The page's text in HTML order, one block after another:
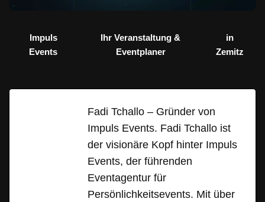
Impuls
Events
Ihr Veranstaltung &
Eventplaner
in
Zemitz
Fadi Tchallo – Gründer von
Impuls Events. Fadi Tchallo ist
der visionäre Kopf hinter Impuls
Events, der führenden
Eventagentur für
Persönlichkeitsevents. Mit über